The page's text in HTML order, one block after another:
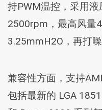
持PWM温控，采用
2500rpm，最高风量
3.25mmH2O，再打噪
兼容性方面，支持
包括最新的 LGA